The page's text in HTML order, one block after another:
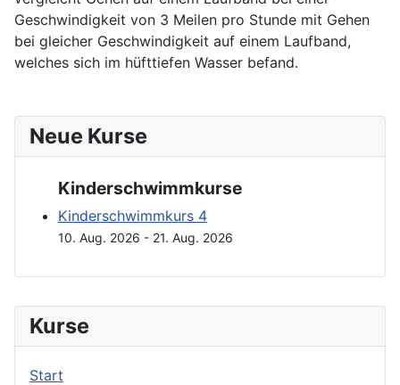
Kurse
Start
Geschwindigkeit von 3 Meilen pro Stunde mit Gehen
bei gleicher Geschwindigkeit auf einem Laufband,
welches sich im hüfttiefen Wasser befand.
Neue Kurse
Kinderschwimmkurse
Kinderschwimmkurs 4
10. Aug. 2026 - 21. Aug. 2026